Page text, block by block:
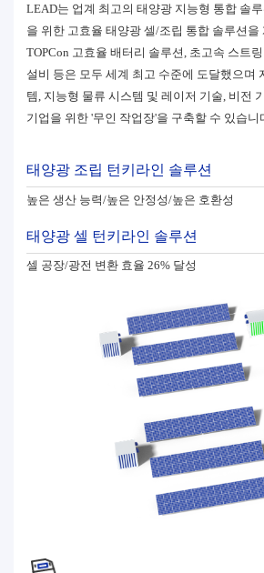
LEAD는 업계 최고의 태양광 지능형 통합 솔
을 위한 고효율 태양광 셀/조립 통합 솔루션을
TOPCon 고효율 배터리 솔루션, 초고속 스트
설비 등은 모두 세계 최고 수준에 도달했으며
템, 지능형 물류 시스템 및 레이저 기술, 비전
기업을 위한 '무인 작업장'을 구축할 수 있습니
태양광 조립 턴키라인 솔루션
높은 생산 능력/높은 안정성/높은 호환성
태양광 셀 턴키라인 솔루션
셀 공장/광전 변환 효율 26% 달성